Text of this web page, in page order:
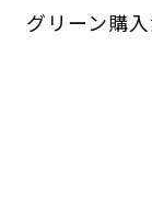
グリーン購